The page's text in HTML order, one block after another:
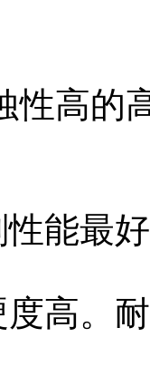
高的
能最
高。